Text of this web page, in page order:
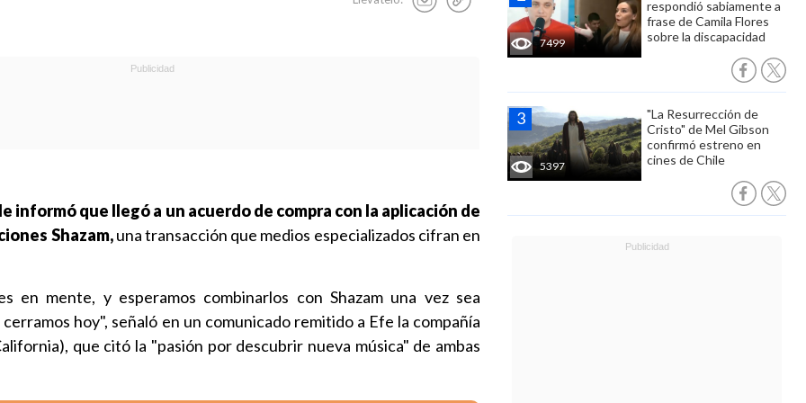
7499
respondió sabiamente a
frase de Camila Flores
sobre la discapacidad
5397
"La Resurrección de
Cristo" de Mel Gibson
confirmó estreno en
cines de Chile
informó que llegó a un acuerdo de compra con la aplicación de
Shazam,una transacción que medios especializados cifran en
en mente, y esperamos combinarlos con Shazam una vez sea
hoy", señaló en un comunicado remitido a Efe la compañía
que citó la "pasión por descubrir nueva música" de ambas